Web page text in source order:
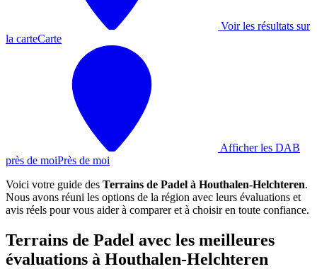
Voir les résultats sur
la carteCarte
Afficher les DAB
près de moiPrès de moi
Voici votre guide des Terrains de Padel à Houthalen-Helchteren.
Nous avons réuni les options de la région avec leurs évaluations et
avis réels pour vous aider à comparer et à choisir en toute confiance.
Terrains de Padel avec les meilleures
évaluations à Houthalen-Helchteren